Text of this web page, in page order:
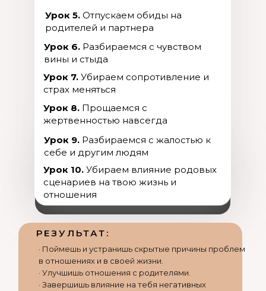
Урок 5. Отпускаем обиды на
родителей и партнера
Урок 6. Разбираемся с чувством
вины и стыда
Урок 7. Убираем сопротивление и
страх меняться
Урок 8. Прощаемся с
жертвенностью навсегда
Урок 9. Разбираемся с жалостью к
себе и другим людям
· Поймешь и устранишь скрытые причины проблем
в отношениях и в своей жизни.
· Улучшишь отношения с родителями.
· Завершишь влияние на тебя негативных
Урок 10. Убираем влияние родовых
сценариев на твою жизнь и
отношения
РЕЗУЛЬТАТ: